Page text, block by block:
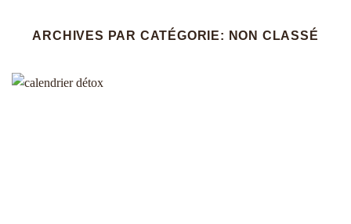
ARCHIVES PAR CATÉGORIE: NON CLASSÉ